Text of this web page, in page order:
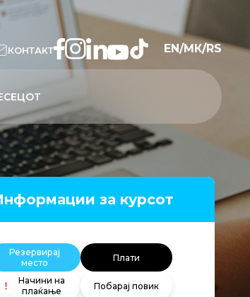
КОНТАКТ EN/МК/RS
за курсот
Резервирај
место
Плати
Начини на
плаќање
Побарај повик